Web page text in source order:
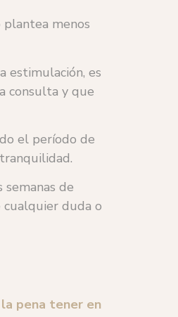
menos
estimulación, es
consulta y que
el período de
de
duda o
pena tener en